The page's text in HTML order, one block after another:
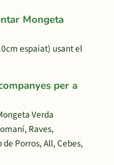
Mongeta
espaiat) usant el
per a
Verda
Raves,
Porros, All, Cebes,